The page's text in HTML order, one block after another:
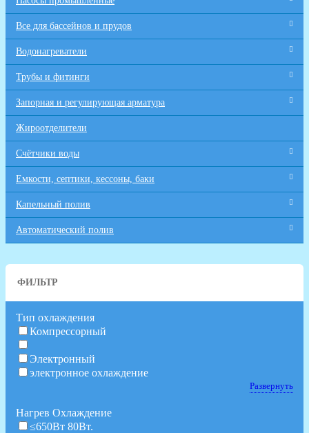
Все для бaссейнов и прудов
Водонагреватели
Трубы и фитинги
Запорная и регулирующая арматура
Жироотделители
Счётчики воды
Емкости, септики, кессоны, баки
Капельный полив
Автоматический полив
ФИЛЬТР
Тип охлаждения
Компрессорный
Электронный
электронное охлаждение
Развернуть
Нагрев Охлаждение
≤650Вт 80Вт.